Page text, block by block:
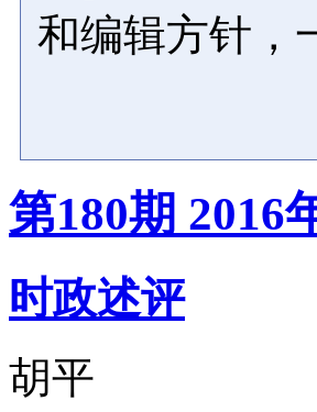
和编辑方针，
第180期 2016
时政述评
胡平